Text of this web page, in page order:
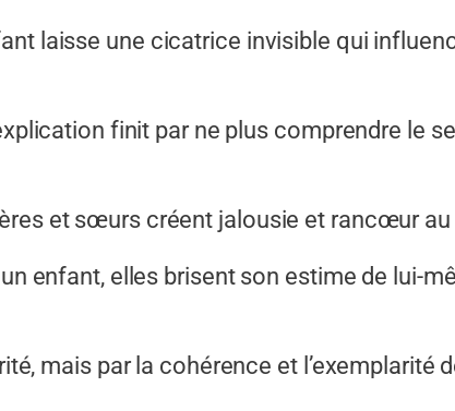
laisse une cicatrice invisible qui
finit par ne plus comprendre le
et sœurs créent jalousie et rancœur au
enfant, elles brisent son estime de lui-
mais par la cohérence et l’exemplarité